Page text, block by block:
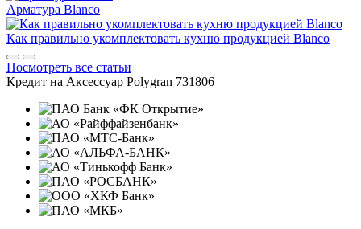
Арматура Blanco
Как правильно укомплектовать кухню продукцией Blanco
Посмотреть все статьи
Кредит на Аксессуар Polygran 731806